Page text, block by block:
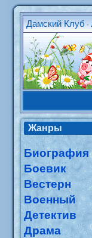
Дамский Клуб •
Жанры
Биография
Боевик
Вестерн
Военный
Детектив
Драма